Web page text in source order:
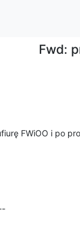
Fwd:
FWiOO i po